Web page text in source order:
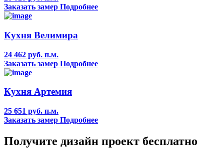
Заказать замер Подробнее
Кухня Велимира
24 462 руб. п.м.
Заказать замер Подробнее
Кухня Артемия
25 651 руб. п.м.
Заказать замер Подробнее
Получите дизайн проект бесплатно